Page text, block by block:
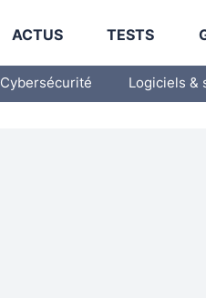
ACTUS TESTS
Cybersécurité Logiciels &